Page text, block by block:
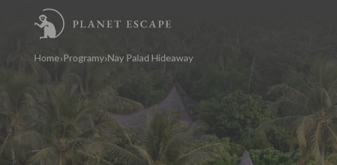
Home Programy Nay Palad Hideaway